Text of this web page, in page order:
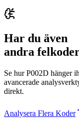
Har du även
andra
Se hur P002D hänger
avancerade
direkt.
Analysera Flera Koder